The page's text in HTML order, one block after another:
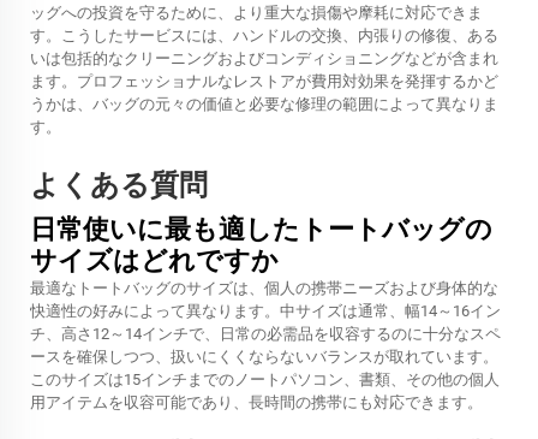
ッグへの投資を守るために、より重大な損傷や摩耗に対応できま
す。こうしたサービスには、ハンドルの交換、内張りの修復、ある
いは包括的なクリーニングおよびコンディショニングなどが含まれ
ます。プロフェッショナルなレストアが費用対効果を発揮するかど
うかは、バッグの元々の価値と必要な修理の範囲によって異なりま
す。
よくある質問
日常使いに最も適したトートバッグの
サイズはどれですか
最適なトートバッグのサイズは、個人の携帯ニーズおよび身体的な
快適性の好みによって異なります。中サイズは通常、幅14～16イン
チ、高さ12～14インチで、日常の必需品を収容するのに十分なスペ
ースを確保しつつ、扱いにくくならないバランスが取れています。
このサイズは15インチまでのノートパソコン、書類、その他の個人
用アイテムを収容可能であり、長時間の携帯にも対応できます。